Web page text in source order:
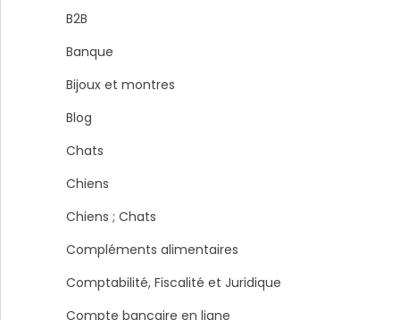
B2B
Banque
Bijoux et montres
Blog
Chats
Chiens
Chiens ; Chats
Compléments alimentaires
Comptabilité, Fiscalité et Juridique
Compte bancaire en ligne